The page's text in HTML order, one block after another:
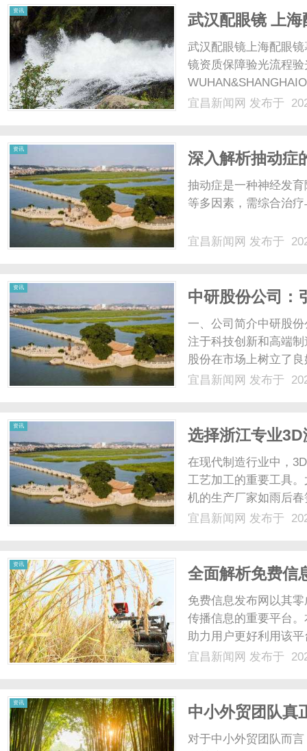
资讯
武汉配眼镜 上海
武汉配眼镜上海配眼
镜资质保障验光流程
配镜的写字楼眼镜店
宜昌新闻网 发布于
资讯
深入解析抽动症
抽动症是一种神经发
等多因素，需综合治
宜昌新闻网 发布于
资讯
中研股份公司：
一、公司简介中研股
注于科技创新和高端
股份在市场上树立了
司致力于通过科技创
宜昌新闻网 发布于
资讯
选择浙江专业
时代
在现代制造行业中，
工艺加工的重要工具
机的生产厂家如雨后
激光内雕机生产厂家
宜昌新闻网 发布于
资讯
全面解析免费信
免费信息发布网以其
传播信息的重要平台
助力用户更好利用该
宜昌新闻网 发布于
资讯
中小外贸团队真
对于中小外贸团队而